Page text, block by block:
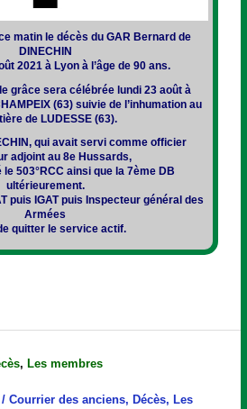
matin le décès du GAR Bernard de
DINECHIN
2021 à Lyon à l’âge de 90 ans.
grâce sera célébrée lundi 23 août à
(63) suivie de l’inhumation au
de LUDESSE (63).
qui avait servi comme officier
adjoint au 8e Hussards,
503°RCC ainsi que la 7ème DB
ultérieurement.
puis IGAT puis Inspecteur général des
Armées
quitter le service actif.
,Les membres
/Courrier des anciens,Décès,Les